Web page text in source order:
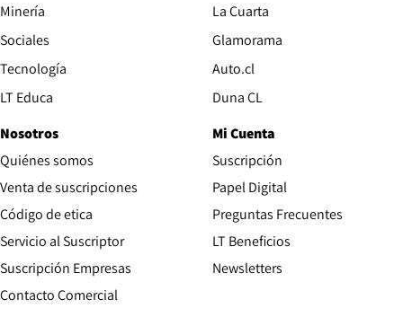
Minería
Sociales
Tecnología
LT Educa
La Cuarta
Glamorama
Auto.cl
Duna CL
Nosotros
Quiénes somos
Venta de suscripciones
Código de etica Opens in new window
Servicio al Suscriptor
Suscripción Empresas
Contacto Comercial
Mi Cuenta
Suscripción
Papel Digital
Preguntas Frecuentes
LT Beneficios
Newsletters